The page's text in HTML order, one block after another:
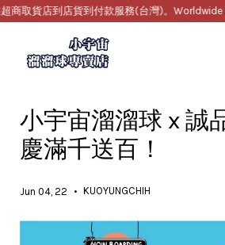
商取貨店到店貨到付款服務(台灣)。Worldwide
小宇宙溜溜球 x 誠
慶滿千送百！
Jun 04, 22 • KUOYUNGCHIH
繼續購物